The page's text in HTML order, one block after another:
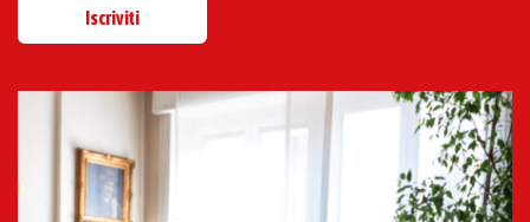
Iscriviti